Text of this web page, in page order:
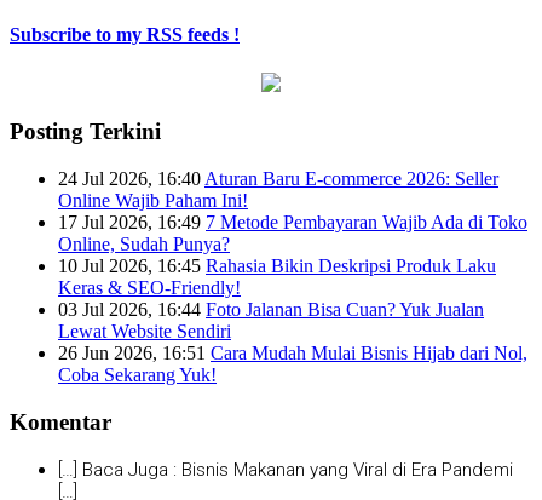
Subscribe to my RSS feeds !
Posting Terkini
24 Jul 2026, 16:40 Aturan Baru E-commerce 2026: Seller
Online Wajib Paham Ini!
17 Jul 2026, 16:49 7 Metode Pembayaran Wajib Ada di Toko
Online, Sudah Punya?
10 Jul 2026, 16:45 Rahasia Bikin Deskripsi Produk Laku
Keras & SEO-Friendly!
03 Jul 2026, 16:44 Foto Jalanan Bisa Cuan? Yuk Jualan
Lewat Website Sendiri
26 Jun 2026, 16:51 Cara Mudah Mulai Bisnis Hijab dari Nol,
Coba Sekarang Yuk!
Komentar
[…] Baca Juga : Bisnis Makanan yang Viral di Era Pandemi